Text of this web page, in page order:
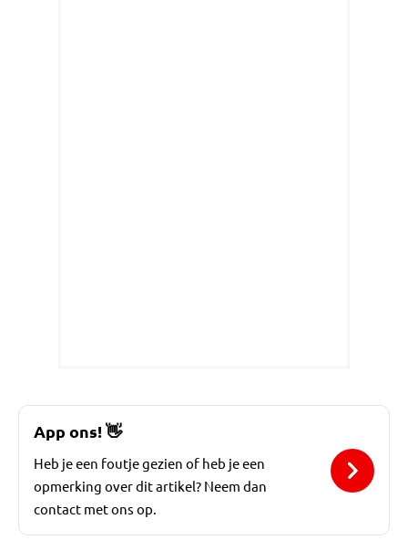
App ons!👋
Heb je een foutje gezien of heb je een
opmerking over dit artikel? Neem dan
contact met ons op.